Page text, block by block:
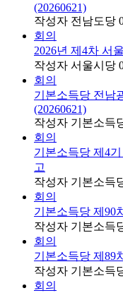
(20260621)
작성자 전남도당
회의
2026년 제4차 서
작성자 서울시당
회의
기본소득당 전남
(20260621)
작성자 기본소득
회의
기본소득당 제4
고
작성자 기본소득
회의
기본소득당 제90
작성자 기본소득
회의
기본소득당 제89
작성자 기본소득
회의